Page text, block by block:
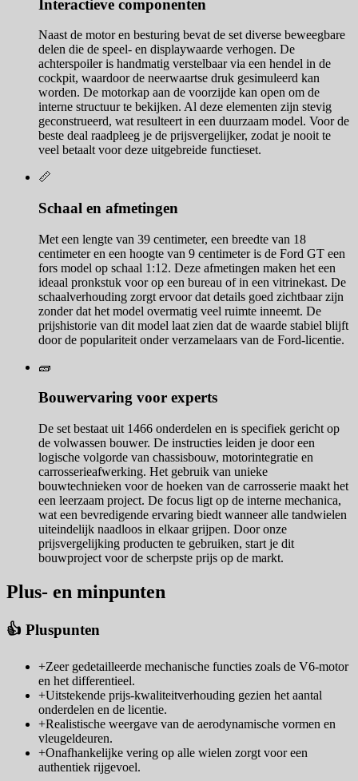
Interactieve componenten
Naast de motor en besturing bevat de set diverse beweegbare
delen die de speel- en displaywaarde verhogen. De
achterspoiler is handmatig verstelbaar via een hendel in de
cockpit, waardoor de neerwaartse druk gesimuleerd kan
worden. De motorkap aan de voorzijde kan open om de
interne structuur te bekijken. Al deze elementen zijn stevig
geconstrueerd, wat resulteert in een duurzaam model. Voor de
beste deal raadpleeg je de prijsvergelijker, zodat je nooit te
veel betaalt voor deze uitgebreide functieset.
📏
Schaal en afmetingen
Met een lengte van 39 centimeter, een breedte van 18
centimeter en een hoogte van 9 centimeter is de Ford GT een
fors model op schaal 1:12. Deze afmetingen maken het een
ideaal pronkstuk voor op een bureau of in een vitrinekast. De
schaalverhouding zorgt ervoor dat details goed zichtbaar zijn
zonder dat het model overmatig veel ruimte inneemt. De
prijshistorie van dit model laat zien dat de waarde stabiel blijft
door de populariteit onder verzamelaars van de Ford-licentie.
🧱
Bouwervaring voor experts
De set bestaat uit 1466 onderdelen en is specifiek gericht op
de volwassen bouwer. De instructies leiden je door een
logische volgorde van chassisbouw, motorintegratie en
carrosserieafwerking. Het gebruik van unieke
bouwtechnieken voor de hoeken van de carrosserie maakt het
een leerzaam project. De focus ligt op de interne mechanica,
wat een bevredigende ervaring biedt wanneer alle tandwielen
uiteindelijk naadloos in elkaar grijpen. Door onze
prijsvergelijking producten te gebruiken, start je dit
bouwproject voor de scherpste prijs op de markt.
Plus- en minpunten
👍 Pluspunten
+Zeer gedetailleerde mechanische functies zoals de V6-motor
en het differentieel.
+Uitstekende prijs-kwaliteitverhouding gezien het aantal
onderdelen en de licentie.
+Realistische weergave van de aerodynamische vormen en
vleugeldeuren.
+Onafhankelijke vering op alle wielen zorgt voor een
authentiek rijgevoel.